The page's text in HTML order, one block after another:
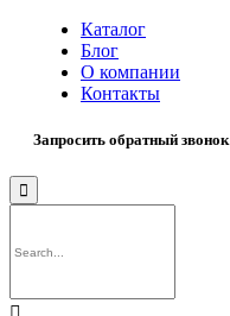
Каталог
Блог
О компании
Контакты
Запросить обратный звонок
